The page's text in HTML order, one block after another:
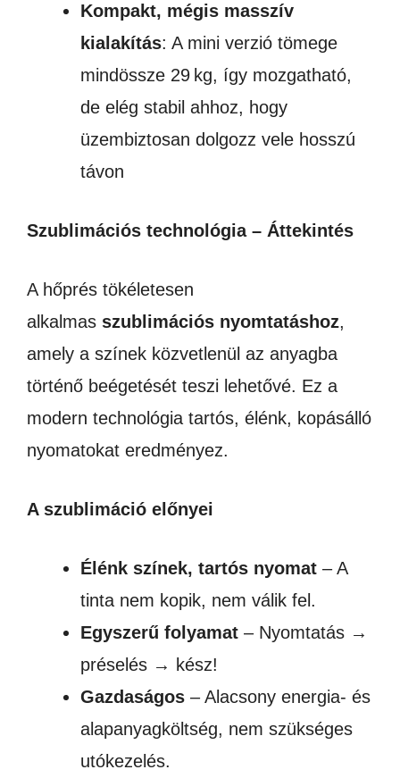
Kompakt, mégis masszív
kialakítás: A mini verzió tömege
mindössze 29 kg, így mozgatható,
de elég stabil ahhoz, hogy
üzembiztosan dolgozz vele hosszú
távon
Szublimációs technológia – Áttekintés
A hőprés tökéletesen
alkalmas szublimációs nyomtatáshoz,
amely a színek közvetlenül az anyagba
történő beégetését teszi lehetővé. Ez a
modern technológia tartós, élénk, kopásálló
nyomatokat eredményez.
A szublimáció előnyei
Élénk színek, tartós nyomat – A
tinta nem kopik, nem válik fel.
Egyszerű folyamat – Nyomtatás →
préselés → kész!
Gazdaságos – Alacsony energia- és
alapanyagköltség, nem szükséges
utókezelés.